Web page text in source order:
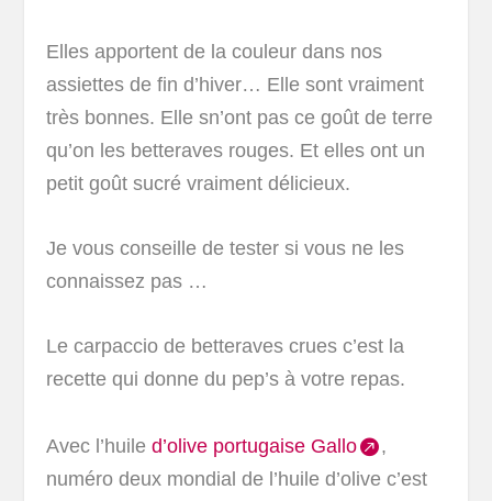
Elles apportent de la couleur dans nos
assiettes de fin d’hiver… Elle sont vraiment
très bonnes. Elle sn’ont pas ce goût de terre
qu’on les betteraves rouges. Et elles ont un
petit goût sucré vraiment délicieux.
Je vous conseille de tester si vous ne les
connaissez pas …
Le carpaccio de betteraves crues c’est la
recette qui donne du pep’s à votre repas.
Avec l’huiled’olive portugaise Gallo
,
numéro deux mondial de l’huile d’olive c’est